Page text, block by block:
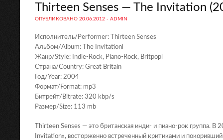
Thirteen Senses — The Invitation
ОПУБЛИКОВАНО 20.06.2012 - ADMIN
Исполнитель/Performer: Thirteen Senses
Альбом/Album: The Invitationl
Жанр/Style: Indie-Rock, Piano-Rock, Britpopl
Страна/Country: Great Britain
Год/Year: 2004
Формат/Format: mp3
Битрейт/Bitrate: 320 kbp/s
Размер/Size: 113 mb
Thirteen Senses — это британская инди- и пиано-рок группа.
Invitation», восторженно встреченный критиками и